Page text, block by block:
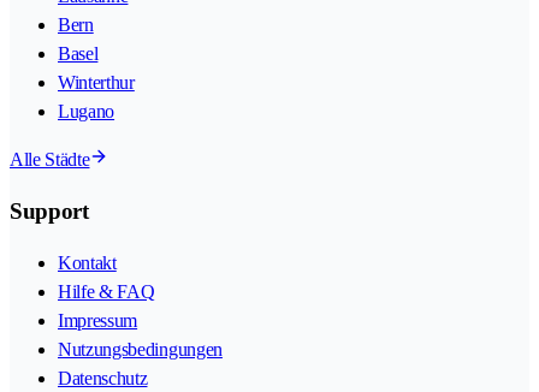
Bern
Basel
Winterthur
Lugano
Alle Städte
Support
Kontakt
Hilfe & FAQ
Impressum
Nutzungsbedingungen
Datenschutz